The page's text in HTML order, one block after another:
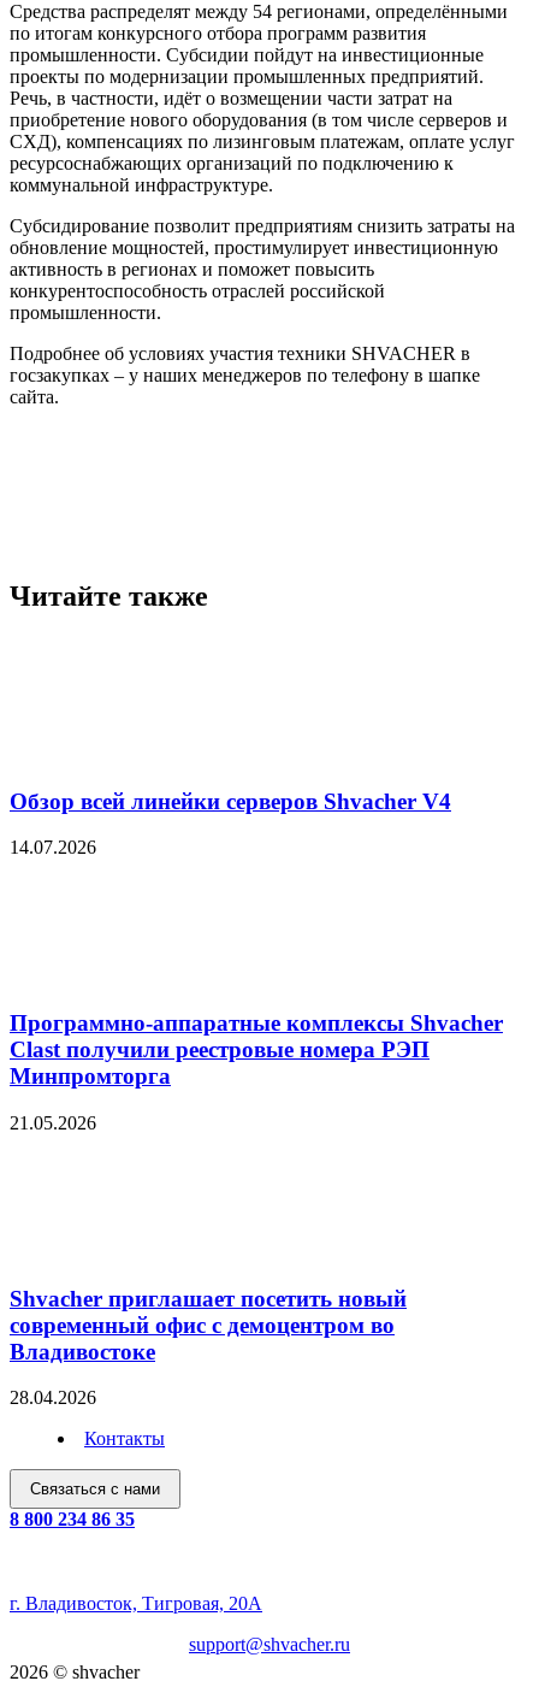
Средства распределят между 54 регионами, определёнными
по итогам конкурсного отбора программ развития
промышленности. Субсидии пойдут на инвестиционные
проекты по модернизации промышленных предприятий.
Речь, в частности, идёт о возмещении части затрат на
приобретение нового оборудования (в том числе серверов и
СХД), компенсациях по лизинговым платежам, оплате услуг
ресурсоснабжающих организаций по подключению к
коммунальной инфраструктуре.
Субсидирование позволит предприятиям снизить затраты на
обновление мощностей, простимулирует инвестиционную
активность в регионах и поможет повысить
конкурентоспособность отраслей российской
промышленности.
Подробнее об условиях участия техники SHVACHER в
госзакупках – у наших менеджеров по телефону в шапке
сайта.
Читайте также
Обзор всей линейки серверов Shvacher V4
14.07.2026
Программно-аппаратные комплексы Shvacher
Clast получили реестровые номера РЭП
Минпромторга
21.05.2026
Shvacher приглашает посетить новый
современный офис с демоцентром во
Владивостоке
28.04.2026
Контакты
Связаться с нами
8 800 234 86 35
г. Владивосток, Тигровая, 20А
support@shvacher.ru
2026 © shvacher